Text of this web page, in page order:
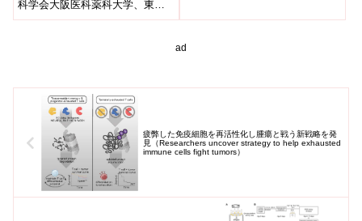
科学会大阪医科薬科大学、東京
大学などの研究グループは、日
ad
疲弊した免疫細胞を再活性化し腫瘍と戦う新戦略を発
見（Researchers uncover strategy to help exhausted
immune cells fight tumors）